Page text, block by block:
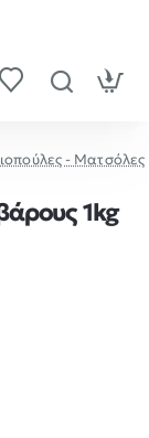
- Ματσόλες
1kg